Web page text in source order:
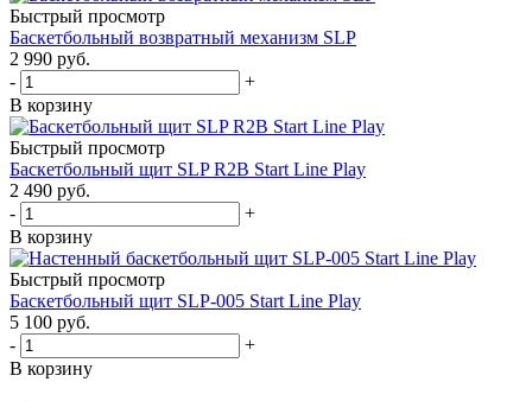
Быстрый просмотр
Баскетбольный возвратный механизм SLP
2 990 руб.
-
+
В корзину
Быстрый просмотр
Баскетбольный щит SLP R2B Start Line Play
2 490 руб.
-
+
В корзину
Быстрый просмотр
Баскетбольный щит SLP-005 Start Line Play
5 100 руб.
-
+
В корзину